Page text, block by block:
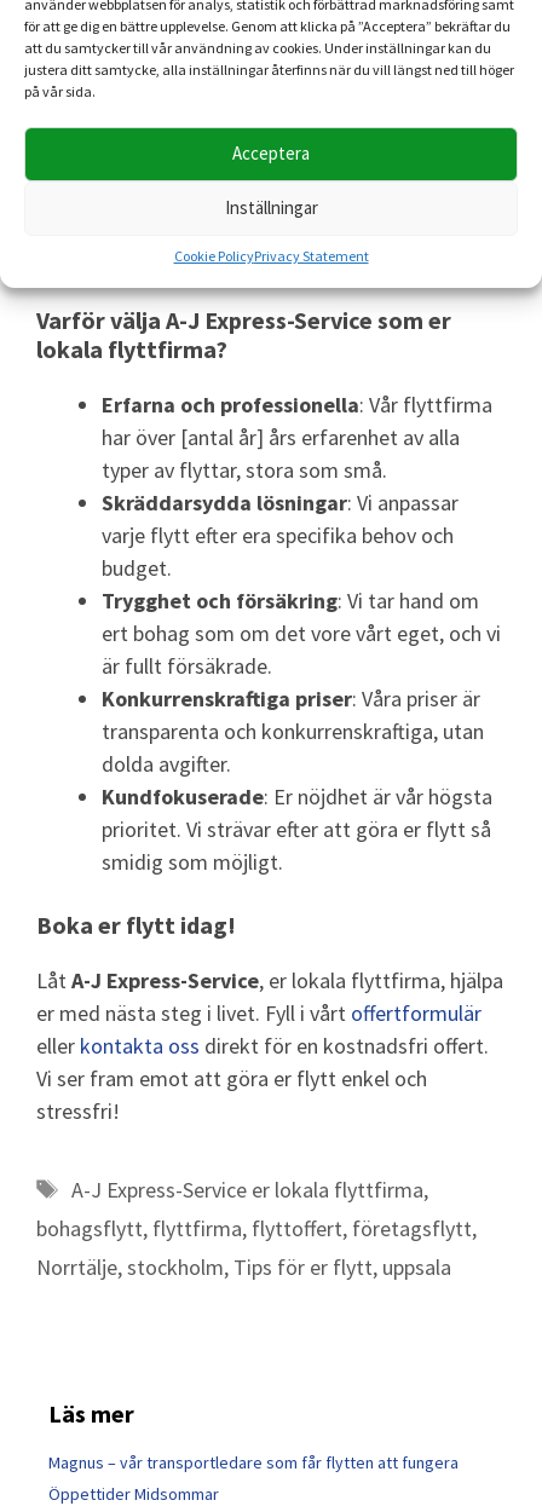
använder webbplatsen för analys, statistik och förbättrad marknadsföring samt
för att ge dig en bättre upplevelse. Genom att klicka på ”Acceptera” bekräftar du
att du samtycker till vår användning av cookies. Under inställningar kan du
justera ditt samtycke, alla inställningar återfinns när du vill längst ned till höger
på vår sida.
Acceptera
Inställningar
Cookie PolicyPrivacy Statement
valt att vi ska montera möbler, gör vi det på plats
så att ni snabbt kan komma tillrätta i ert nya hem.
7. Efter flytten
När allt är på plats och ni har godkänt att allt ser
eventuella frågor eller uppföljning, även efter att
Varför välja A-J Express-Service som er
lokala flyttfirma?
Erfarna och professionella: Vår flyttfirma
har över [antal år] års erfarenhet av alla
typer av flyttar, stora som små.
Skräddarsydda lösningar: Vi anpassar
varje flytt efter era specifika behov och
budget.
Trygghet och försäkring: Vi tar hand om
ert bohag som om det vore vårt eget, och vi
är fullt försäkrade.
Konkurrenskraftiga priser: Våra priser är
transparenta och konkurrenskraftiga, utan
dolda avgifter.
Kundfokuserade: Er nöjdhet är vår högsta
prioritet. Vi strävar efter att göra er flytt så
smidig som möjligt.
Boka er flytt idag!
Låt A-J Express-Service, er lokala flyttfirma, hjälpa
er med nästa steg i livet. Fyll i vårt offertformulär
eller kontakta oss direkt för en kostnadsfri offert.
Vi ser fram emot att göra er flytt enkel och
stressfri!
A-J Express-Service er lokala flyttfirma,
bohagsflytt, flyttfirma, flyttoffert, företagsflytt,
Norrtälje,stockholm, Tips för er flytt, uppsala
Läs mer
Magnus – vår transportledare som får flytten att fungera
Öppettider Midsommar